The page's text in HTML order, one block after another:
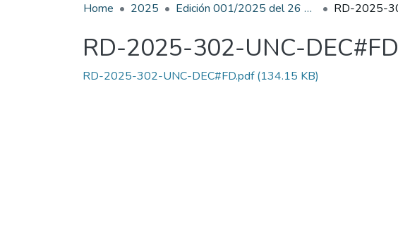
Home 2025 Edición 001/2025 del 26 de mayo de 2025
RD-2025-302-UNC-DEC#FD
RD-2025-302-UNC-DEC#FD.pdf(134.15 KB)